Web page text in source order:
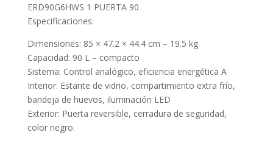
ERD90G6HWS 1 PUERTA 90
Especificaciones:
Dimensiones: 85 × 47.2 × 44.4 cm – 19.5 kg
Capacidad: 90 L – compacto
Sistema: Control analógico, eficiencia energética A
Interior: Estante de vidrio, compartimiento extra frío,
bandeja de huevos, iluminación LED
Exterior: Puerta reversible, cerradura de seguridad,
color negro.